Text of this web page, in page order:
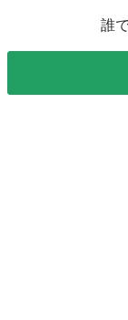
誰